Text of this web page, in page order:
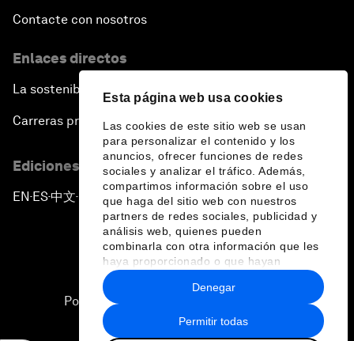
Esta página web usa cookies
Las cookies de este sitio web se usan
para personalizar el contenido y los
anuncios, ofrecer funciones de redes
sociales y analizar el tráfico. Además,
compartimos información sobre el uso
que haga del sitio web con nuestros
partners de redes sociales, publicidad y
análisis web, quienes pueden
combinarla con otra información que les
haya proporcionado o que hayan
recopilado a partir del uso que haya
hecho de sus servicios.
Permitir todas
Denegar
Contacte con nosotros
Enlaces directos
La sostenibilidad en el Foro
Carreras profesionales
Ediciones en otros idiomas
EN ▪ES▪中文▪ 日本語
Política de privacidad y normas de uso
Sitemap